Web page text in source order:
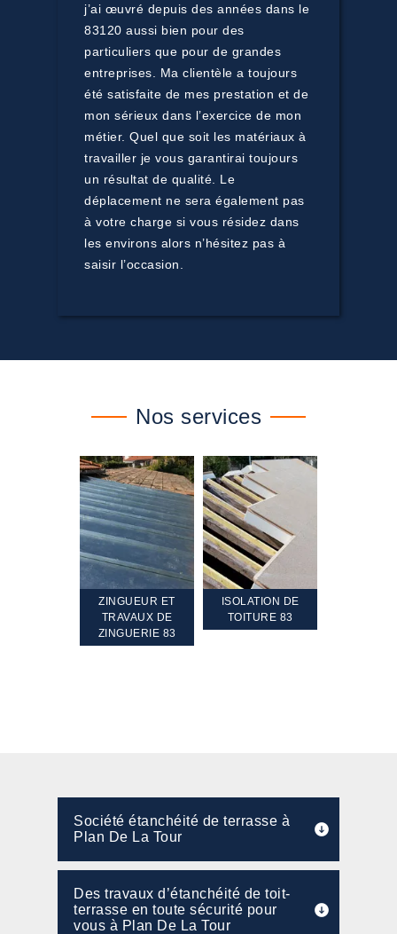
j’ai œuvré depuis des années dans le
83120 aussi bien pour des
particuliers que pour de grandes
entreprises. Ma clientèle a toujours
été satisfaite de mes prestation et de
mon sérieux dans l’exercice de mon
métier. Quel que soit les matériaux à
travailler je vous garantirai toujours
un résultat de qualité. Le
déplacement ne sera également pas
à votre charge si vous résidez dans
les environs alors n’hésitez pas à
saisir l’occasion.
Nos services
ZINGUEUR ET
TRAVAUX DE
ZINGUERIE 83
ISOLATION DE
TOITURE 83
Société étanchéité de terrasse à
Plan De La Tour
Des travaux d’étanchéité de toit-
terrasse en toute sécurité pour
vous à Plan De La Tour